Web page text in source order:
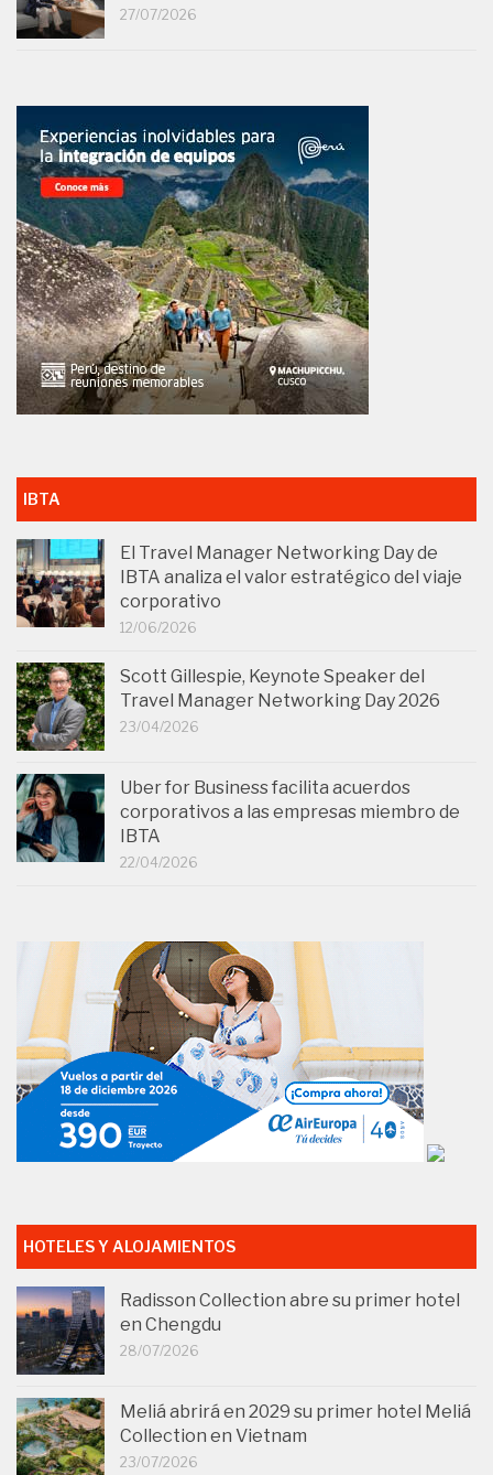
27/07/2026
IBTA
El Travel Manager Networking Day de
IBTA analiza el valor estratégico del viaje
corporativo
12/06/2026
Scott Gillespie, Keynote Speaker del
Travel Manager Networking Day 2026
23/04/2026
Uber for Business facilita acuerdos
corporativos a las empresas miembro de
IBTA
22/04/2026
HOTELES Y ALOJAMIENTOS
Radisson Collection abre su primer hotel
en Chengdu
28/07/2026
Meliá abrirá en 2029 su primer hotel Meliá
Collection en Vietnam
23/07/2026